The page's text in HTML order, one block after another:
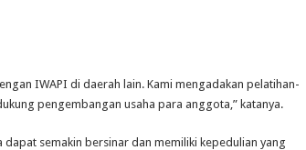
IWAPI di daerah lain. Kami mengadakan pelatihan-
pengembangan usaha para anggota,” katanya.
semakin bersinar dan memiliki kepedulian yang